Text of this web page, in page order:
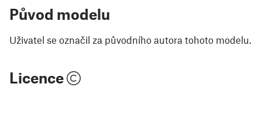
Původ modelu
Uživatel se označil za původního autora tohoto modelu.
Licence